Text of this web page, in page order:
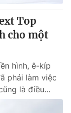
Top
cho một
hình, ê-kíp
phải làm việc
là điều...